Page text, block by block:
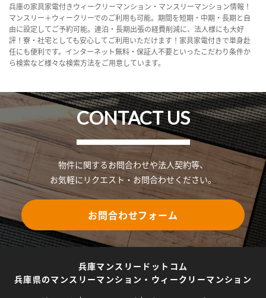
兵庫の家具家電付きウィークリーマンション・マンスリーマンション情報！
マンスリー＋ウィークリーでのご利用も可能。期間を短期・中期・長期と自
由に設定してご予約可能。連泊・長期出張の経費削減に、法人様にも大好
評！寮・社宅としても安心してご利用いただけます！家具家電付きで単身赴
任にも便利です。インターネット無料・保証人不要といったこだわり条件か
ら検索など様々な検索方法をご用意しています。
CONTACT US
物件に関するお問合わせや法人契約等、
お気軽にリクエスト・お問合わせください。
お問合わせフォーム
兵庫マンスリードットコム
兵庫県のマンスリーマンション・ウィークリーマンション